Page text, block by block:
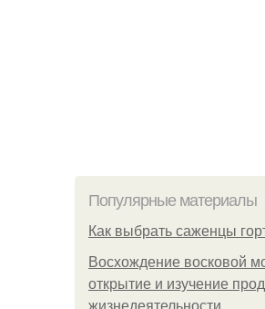
Популярные материалы
Как выбрать саженцы
Восхождение восковой
открытие и изучение
жизнедеятельности